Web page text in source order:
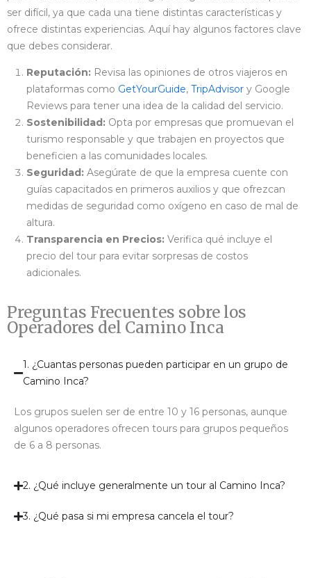
ser difícil, ya que cada una tiene distintas características y
ofrece distintas experiencias. Aquí hay algunos factores clave
que debes considerar.
Reputación: Revisa las opiniones de otros viajeros en
plataformas como GetYourGuide, TripAdvisor y Google
Reviews para tener una idea de la calidad del servicio.
Sostenibilidad: Opta por empresas que promuevan el
turismo responsable y que trabajen en proyectos que
beneficien a las comunidades locales.
Seguridad: Asegúrate de que la empresa cuente con
guías capacitados en primeros auxilios y que ofrezcan
medidas de seguridad como oxígeno en caso de mal de
altura.
Transparencia en Precios: Verifica qué incluye el
precio del tour para evitar sorpresas de costos
adicionales.
Preguntas Frecuentes sobre los
Operadores del Camino Inca
1. ¿Cuantas personas pueden participar en un grupo de
Camino Inca?
Los grupos suelen ser de entre 10 y 16 personas, aunque
algunos operadores ofrecen tours para grupos pequeños
de 6 a 8 personas.
2. ¿Qué incluye generalmente un tour al Camino Inca?
3. ¿Qué pasa si mi empresa cancela el tour?